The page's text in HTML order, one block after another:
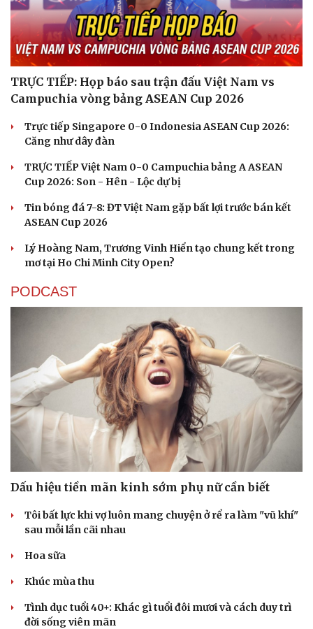
TRỰC TIẾP: Họp báo sau trận đấu Việt Nam vs
Campuchia vòng bảng ASEAN Cup 2026
Trực tiếp Singapore 0-0 Indonesia ASEAN Cup 2026:
Căng như dây đàn
TRỰC TIẾP Việt Nam 0-0 Campuchia bảng A ASEAN
Cup 2026: Son - Hên - Lộc dự bị
Tin bóng đá 7-8: ĐT Việt Nam gặp bất lợi trước bán kết
ASEAN Cup 2026
Lý Hoàng Nam, Trương Vinh Hiển tạo chung kết trong
mơ tại Ho Chi Minh City Open?
PODCAST
Dấu hiệu tiền mãn kinh sớm phụ nữ cần biết
Tôi bất lực khi vợ luôn mang chuyện ở rể ra làm "vũ khí"
sau mỗi lần cãi nhau
Hoa sữa
Khúc mùa thu
Tình dục tuổi 40+: Khác gì tuổi đôi mươi và cách duy trì
đời sống viên mãn